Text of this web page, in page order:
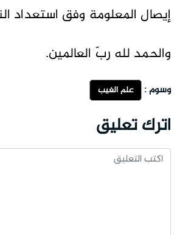
إيصال المعلومة وفق استعداد
والحمد لله ربّ العالمين.
وسوم : علم الغيب
اترك تعليق